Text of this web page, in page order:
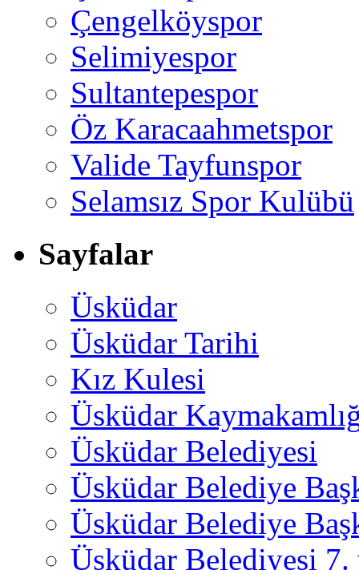
Çengelköyspor
Selimiyespor
Sultantepespor
Öz Karacaahmetspor
Valide Tayfunspor
Selamsız Spor Kulübü
Sayfalar
Üsküdar
Üsküdar Tarihi
Kız Kulesi
Üsküdar
Üsküdar Belediyesi
Üsküdar Belediye
Üsküdar Belediye
Üsküdar Belediyesi